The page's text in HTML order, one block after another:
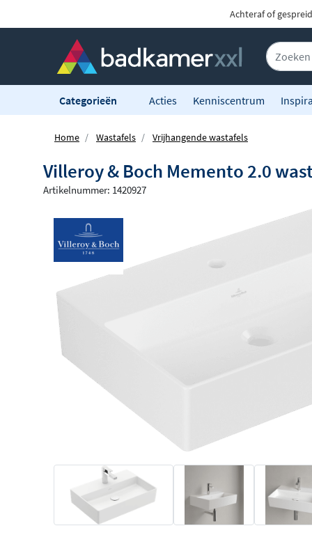
Achteraf of
Categorieën Acties Kenniscentrum
Home Wastafels Vrijhangende wastafels
Villeroy & Boch Memento 2.0
Artikelnummer: 1420927